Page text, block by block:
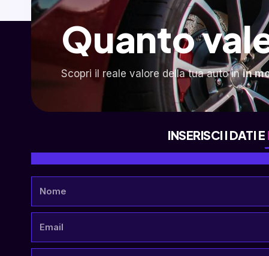
Quanto
Scopri il reale valore della tua auto inin
INSERISCI I DATI E